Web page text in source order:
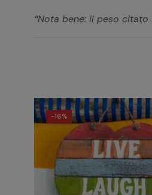
“Nota bene: il peso
-16%